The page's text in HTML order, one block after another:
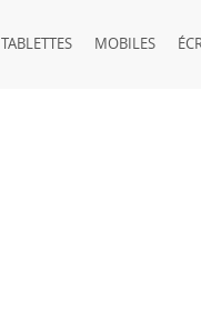
TABLETTES MOBILES